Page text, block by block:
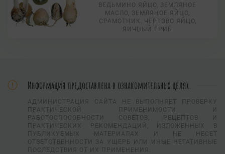
ВЕДЬМИНО ЯЙЦО, ЗЕМЛЯНОЕ
МАСЛО, ЗЕМЛЯНОЕ ЯЙЦО,
СРАМОТНИК, ЧЁРТОВО ЯЙЦО,
ЯИЧНЫЙ ГРИБ
Информация предоставлена в ознакомительных целях.
АДМИНИСТРАЦИЯ САЙТА НЕ ВЫПОЛНЯЕТ ПРОВЕРКУ
ПРАКТИЧЕСКОЙ ПРИМЕНИМОСТИ И
РАБОТОСПОСОБНОСТИ СОВЕТОВ, РЕЦЕПТОВ И
ПРАКТИЧЕСКИХ РЕКОМЕНДАЦИЙ, ИЗЛОЖЕННЫХ В
ПУБЛИКУЕМЫХ МАТЕРИАЛАХ И НЕ НЕСЕТ
ОТВЕТСТВЕННОСТИ ЗА УЩЕРБ ИЛИ ИНЫЕ НЕГАТИВНЫЕ
ПОСЛЕДСТВИЯ ОТ ИХ ПРИМЕНЕНИЯ.